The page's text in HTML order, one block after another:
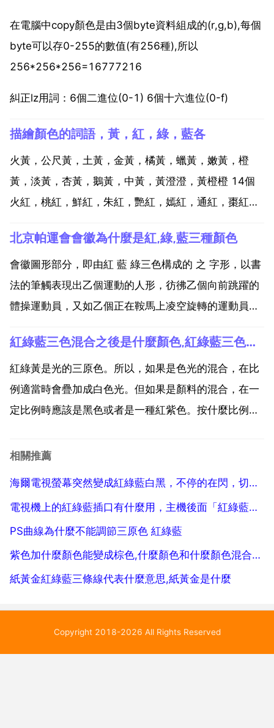
在電腦中copy顏色是由3個byte資料組成的(r,g,b),每個
byte可以存0-255的數值(有256種),所以
256*256*256=16777216
糾正lz用詞：6個二進位(0-1) 6個十六進位(0-f)
描繪顏色的詞語，黃，紅，綠，藍各
火黃，公尺黃，土黃，金黃，橘黃，蠟黃，嫩黃，橙
黃，淡黃，杏黃，鵝黃，中黃，黃澄澄，黃橙橙 14個
火紅，桃紅，鮮紅，朱紅，艷紅，嫣紅，通紅，棗紅，
紅，粉紅，淡桃紅，深玫紅，玫紅 20個 嫩綠，草綠，
淡綠，淺綠，螢光綠，翠綠，蔥綠，深綠，果綠，碧
綠，湖綠...
北京帕運會會徽為什麼是紅,綠,藍三種顏色
會徽圖形部分，即由紅 藍 綠三色構成的 之 字形，以書
法的筆觸表現出乙個運動的人形，彷彿乙個向前跳躍的
體操運動員，又如乙個正在鞍馬上凌空旋轉的運動員，
達之意。其字形曲折，寓意歷經坎坷最終達到目標獲得
成功。在會徽所使用的色彩中，紅色，寓意著太陽 深藍
色...
紅綠藍三色混合之後是什麼顏色,紅綠藍三色如何混合變成其他顏色
紅綠黃是光的三原色。所以，如果是色光的混合，在比
例適當時會疊加成白色光。但如果是顏料的混合，在一
定比例時應該是黑色或者是一種紅紫色。按什麼比例來
紫色.是三原色，什麼顏色都有可能 紅 綠 藍 三色如何混
相關推薦
海爾電視螢幕突然變成紅綠藍白黑，不停的在閃，切到哪個模式都是
電視機上的紅綠藍插口有什麼用，主機後面「紅綠藍」插口中的藍色有什麼作用？
PS曲線為什麼不能調節三原色 紅綠藍
紫色加什麼顏色能變成棕色,什麼顏色和什麼顏色混合能配成棕色
紙黃金紅綠藍三條線代表什麼意思,紙黃金是什麼
Copyright 2018-2026 All Rights Reserved